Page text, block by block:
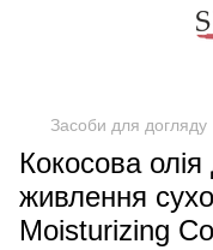
Засоби для догляду
Кокосова
живлення
Moisturizing